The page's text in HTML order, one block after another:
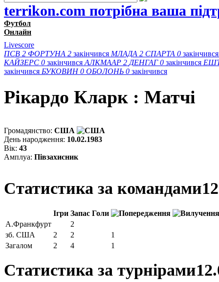
terrikon.com потрібна ваша
Футбол
Онлайн
Livescore
ПСВ 2 ФОРТУНА 2 закінчився МЛАДА 2 СПАРТА 0
КАЙЗЕРС 0 закінчився АЛКМААР 2 ДЕНГАГ 0 закінчився
закінчився БУКОВИН 0 ОБОЛОНЬ 0 закінчився
Рікардо Кларк : Матчi
Громадянство: США
День народження: 10.02.1983
Вік: 43
Амплуа: Півзахисник
Статистика за командами
Ігри Запас Голи
А.Франкфурт
2
зб. США
2 2
1
Загалом
2 4 1
Статистика за турнірами